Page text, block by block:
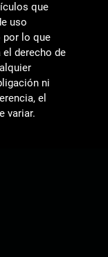
que
uso
por lo que
el derecho de
ni
el
variar.